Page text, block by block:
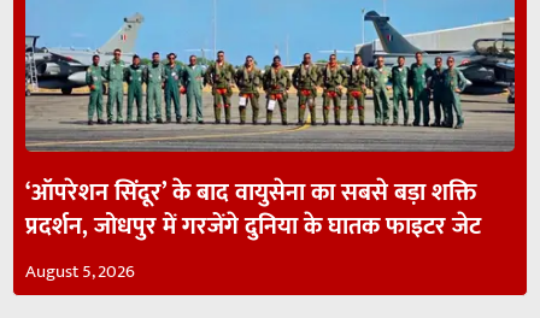
‘ऑपरेशन सिंदूर’ के बाद वायुसेना का सबसे बड़ा शक्ति
प्रदर्शन, जोधपुर में गरजेंगे दुनिया के घातक फाइटर जेट
August 5, 2026